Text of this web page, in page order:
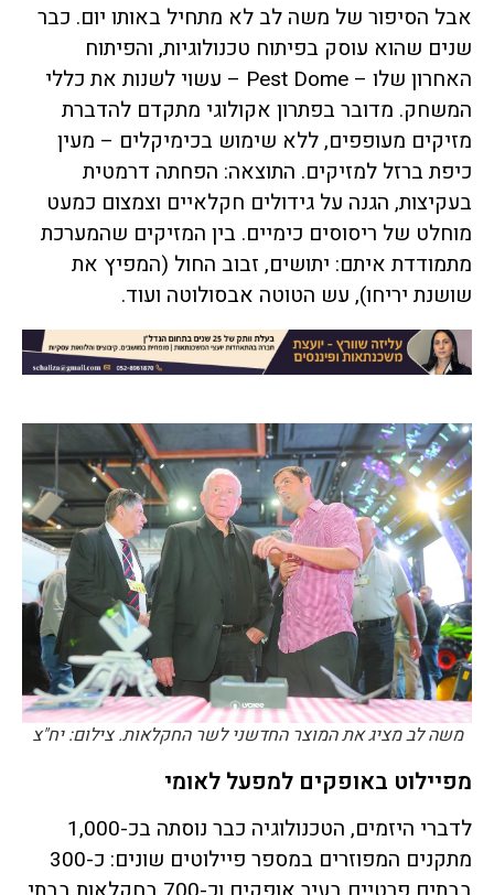
אבל הסיפור של משה לב לא מתחיל באותו יום. כבר
שנים שהוא עוסק בפיתוח טכנולוגיות, והפיתוח
האחרון שלו – Pest Dome – עשוי לשנות את כללי
המשחק. מדובר בפתרון אקולוגי מתקדם להדברת
מזיקים מעופפים, ללא שימוש בכימיקלים – מעין
כיפת ברזל למזיקים. התוצאה: הפחתה דרמטית
בעקיצות, הגנה על גידולים חקלאיים וצמצום כמעט
מוחלט של ריסוסים כימיים. בין המזיקים שהמערכת
מתמודדת איתם: יתושים, זבוב החול (המפיץ את
שושנת יריחו), עש הטוטה אבסולוטה ועוד.
משה לב מציג את המוצר החדשני לשר החקלאות. צילום: יח"צ
מפיילוט באופקים למפעל לאומי
לדברי היזמים, הטכנולוגיה כבר נוסתה בכ-1,000
מתקנים המפוזרים במספר פיילוטים שונים: כ-300